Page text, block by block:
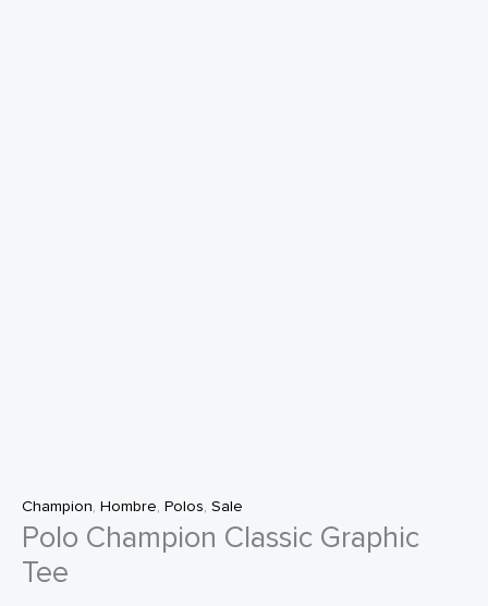
Champion, Hombre, Polos, Sale
Polo Champion Classic Graphic
Tee